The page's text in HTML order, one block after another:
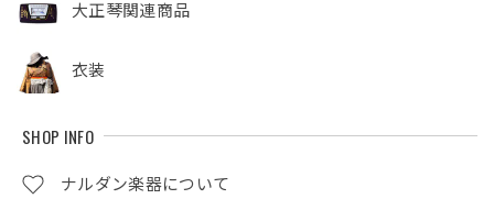
大正琴関連商品
衣装
SHOP INFO
ナルダン楽器について